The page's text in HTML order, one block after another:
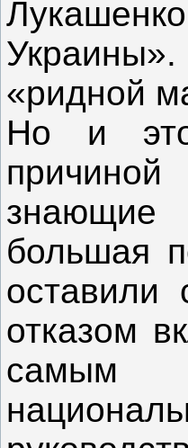
«ридной
Но и это
знающие
большая
оставили
отказом
самым